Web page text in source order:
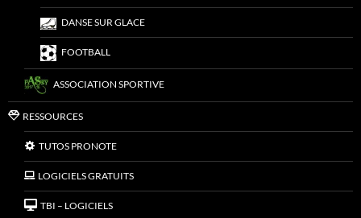
DANSE SUR GLACE
FOOTBALL
ASSOCIATION SPORTIVE
RESSOURCES
TUTOS PRONOTE
LOGICIELS GRATUITS
TBI – LOGICIELS